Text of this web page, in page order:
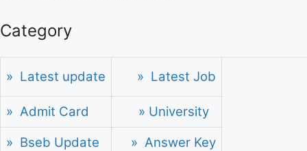
Category
» Latest update » Latest Job
» Admit Card
» University
» Bseb Update
» Answer Key